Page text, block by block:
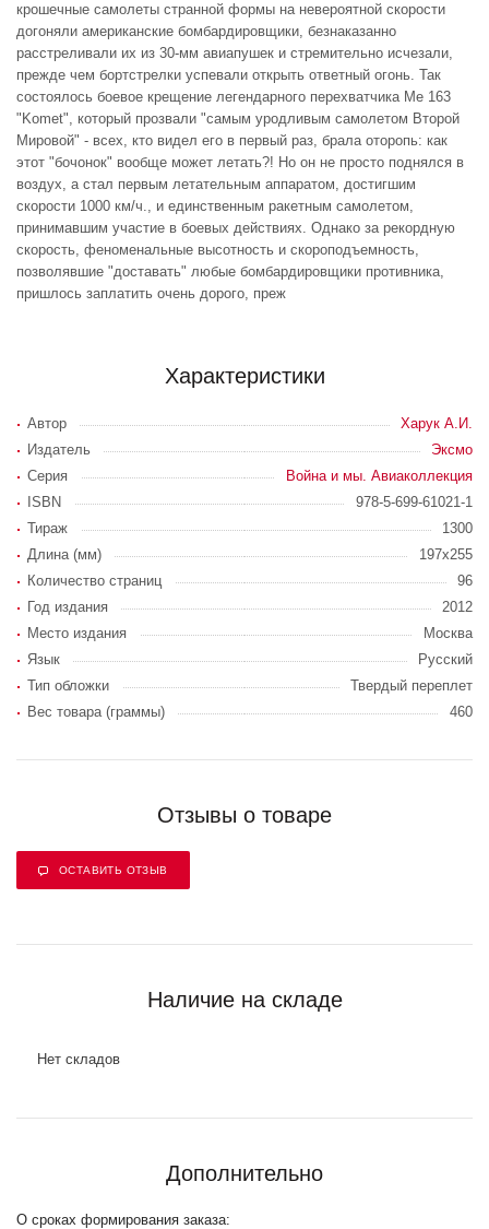
крошечные самолеты странной формы на невероятной скорости
догоняли американские бомбардировщики, безнаказанно
расстреливали их из 30-мм авиапушек и стремительно исчезали,
прежде чем бортстрелки успевали открыть ответный огонь. Так
состоялось боевое крещение легендарного перехватчика Me 163
"Komet", который прозвали "самым уродливым самолетом Второй
Мировой" - всех, кто видел его в первый раз, брала оторопь: как
этот "бочонок" вообще может летать?! Но он не просто поднялся в
воздух, а стал первым летательным аппаратом, достигшим
скорости 1000 км/ч., и единственным ракетным самолетом,
принимавшим участие в боевых действиях. Однако за рекордную
скорость, феноменальные высотность и скороподъемность,
позволявшие "доставать" любые бомбардировщики противника,
пришлось заплатить очень дорого, преж
Характеристики
Автор
Харук А.И.
Издатель
Эксмо
Серия
Война и мы. Авиаколлекция
ISBN
978-5-699-61021-1
Тираж
1300
Длина (мм)
197х255
Количество страниц
96
Год издания
2012
Место издания
Москва
Язык
Русский
Тип обложки
Твердый переплет
Вес товара (граммы)
460
Отзывы о товаре
ОСТАВИТЬ ОТЗЫВ
Наличие на складе
Нет складов
Дополнительно
О сроках формирования заказа: